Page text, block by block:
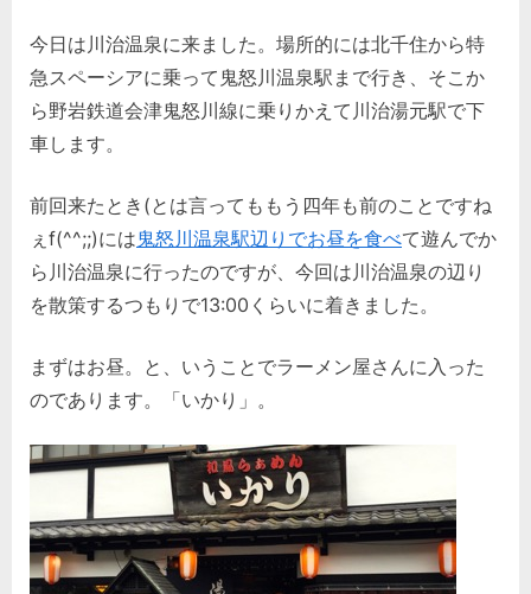
湯
元。
か
り。
の
今日は川治温泉に来ました。場所的には北千住から特
急スペーシアに乗って鬼怒川温泉駅まで行き、そこか
ら野岩鉄道会津鬼怒川線に乗りかえて川治湯元駅で下
車します。
前回来たとき(とは言ってももう四年も前のことですね
ぇf(^^;;)には鬼怒川温泉駅辺りでお昼を食べて遊んでか
ら川治温泉に行ったのですが、今回は川治温泉の辺り
を散策するつもりで13:00くらいに着きました。
まずはお昼。と、いうことでラーメン屋さんに入った
のであります。「いかり」。